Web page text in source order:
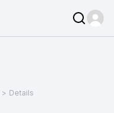
> Details